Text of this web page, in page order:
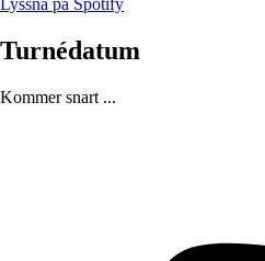
Lyssna på Spotify
Turnédatum
Kommer snart ...